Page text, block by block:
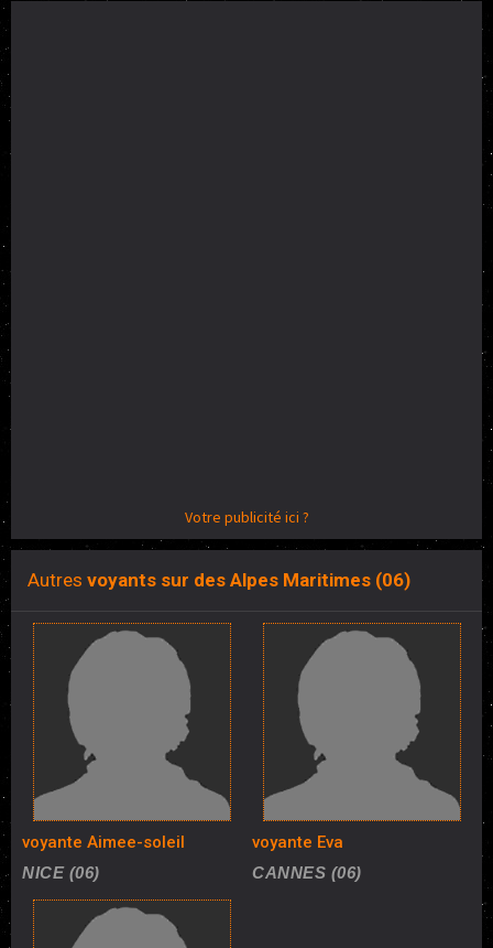
Votre publicité ici ?
Autres voyants sur des Alpes Maritimes (06)
voyante Aimee-soleil
NICE (06)
voyante Eva
CANNES (06)